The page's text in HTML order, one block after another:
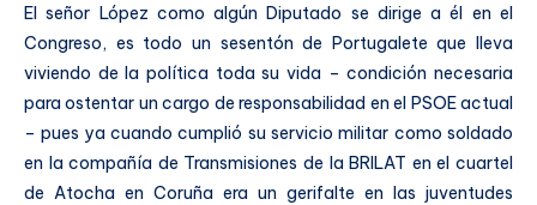
El señor López como algún Diputado se dirige a él en el
Congreso, es todo un sesentón de Portugalete que lleva
viviendo de la política toda su vida – condición necesaria
para ostentar un cargo de responsabilidad en el PSOE actual
– pues ya cuando cumplió su servicio militar como soldado
en la compañía de Transmisiones de la BRILAT en el cuartel
de Atocha en Coruña era un gerifalte en las juventudes